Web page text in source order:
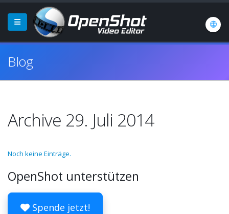
Blog
Archive 29. Juli 2014
Noch keine Einträge.
OpenShot unterstützen
Spende jetzt!